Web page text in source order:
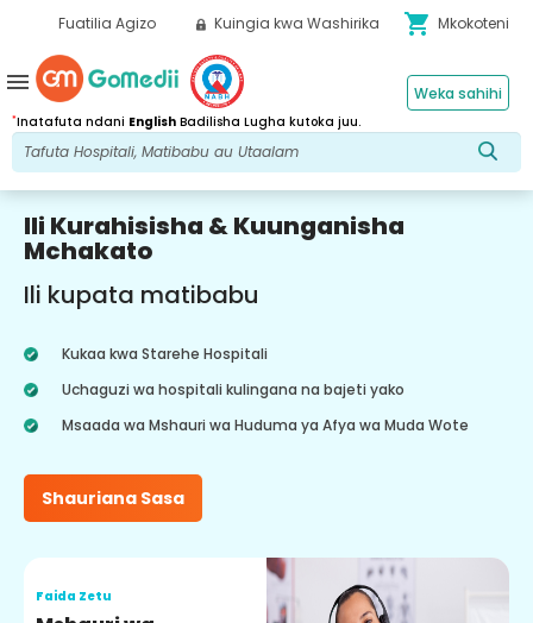
Fuatilia Agizo Kuingia kwa Washirika shopping_cart Mkokoteni
*Inatafuta ndani English Badilisha Lugha kutoka juu.
Weka sahihi
menu
Ili Kurahisisha & Kuunganisha
Mchakato
Ili kupata matibabu
Kukaa kwa Starehe Hospitali
Uchaguzi wa hospitali kulingana na bajeti yako
Msaada wa Mshauri wa Huduma ya Afya wa Muda Wote
Shauriana Sasa
Faida Zetu